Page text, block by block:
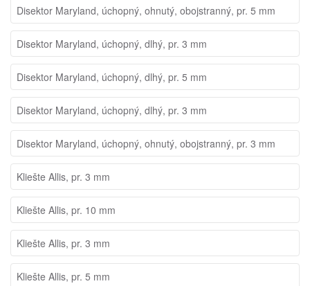
Disektor Maryland, úchopný, ohnutý, obojstranný, pr. 5 mm
Disektor Maryland, úchopný, dlhý, pr. 3 mm
Disektor Maryland, úchopný, dlhý, pr. 5 mm
Disektor Maryland, úchopný, dlhý, pr. 3 mm
Disektor Maryland, úchopný, ohnutý, obojstranný, pr. 3 mm
Kliešte Allis, pr. 3 mm
Kliešte Allis, pr. 10 mm
Kliešte Allis, pr. 3 mm
Kliešte Allis, pr. 5 mm